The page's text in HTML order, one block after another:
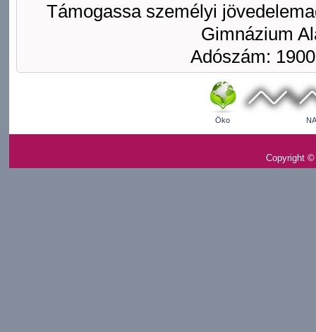
Támogassa személyi
Gimnázium
Adószám:
Öko
Copyright